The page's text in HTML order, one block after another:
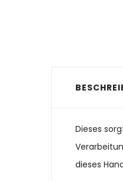
Dieses
dieses